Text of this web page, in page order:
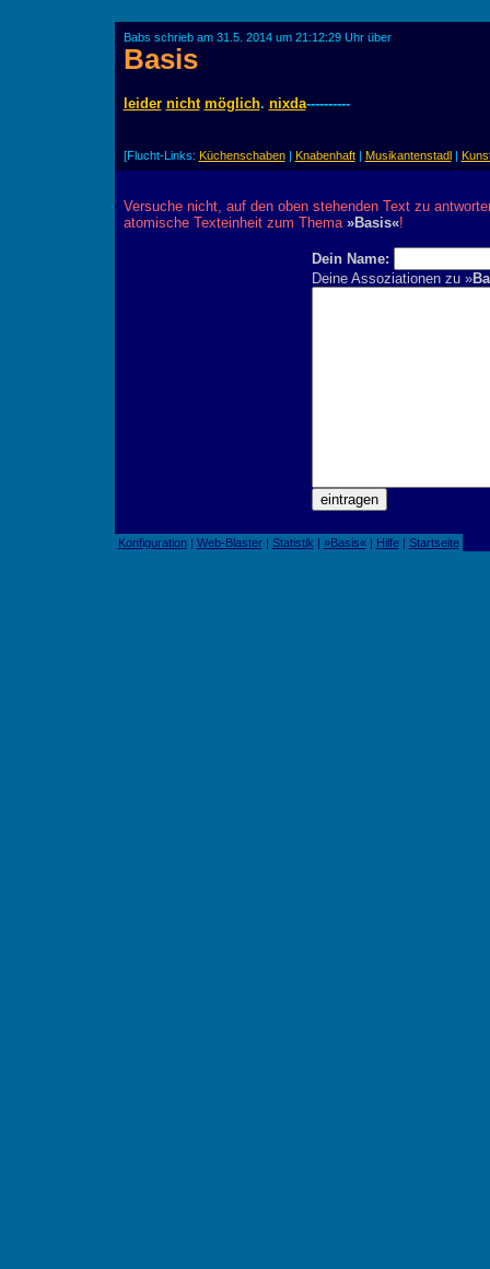
Babs schrieb am 31.5. 2014 um 21:12:29 Uhr über
Basis
leider nicht möglich. nixda----------
[Flucht-Links: Küchenschaben| Knabenhaft| Musikantenstadl|
Versuche nicht, auf den oben stehenden Text zu
atomische Texteinheit zum Thema »Basis«!
Dein Name:
Deine Assoziationen zu »
Konfiguration| Web-Blaster| Statistik | »Basis«| Hilfe| Startseite